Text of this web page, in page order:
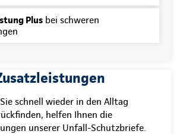
Plus bei schweren
schnell wieder in den Alltag
helfen Ihnen die
unserer Unfall-Schutzbriefe.